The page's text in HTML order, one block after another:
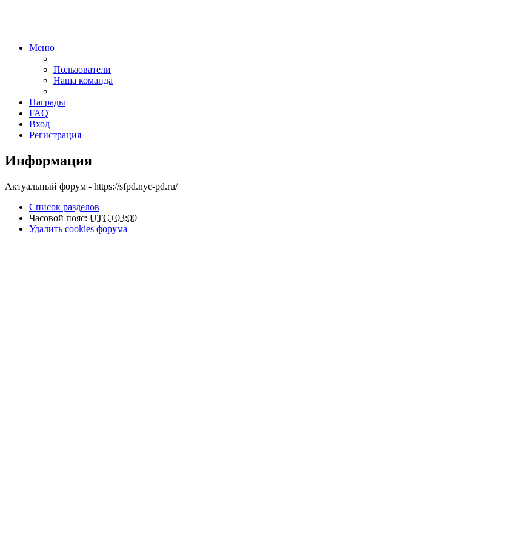
Меню
Пользователи
Наша команда
Награды
FAQ
Вход
Регистрация
Информация
Актуальный форум - https://sfpd.nyc-pd.ru/
Список разделов
Часовой пояс: UTC+03:00
Удалить cookies форума